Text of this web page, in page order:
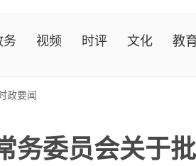
务 视频 时评 文化 教
政要闻
务委员会关于